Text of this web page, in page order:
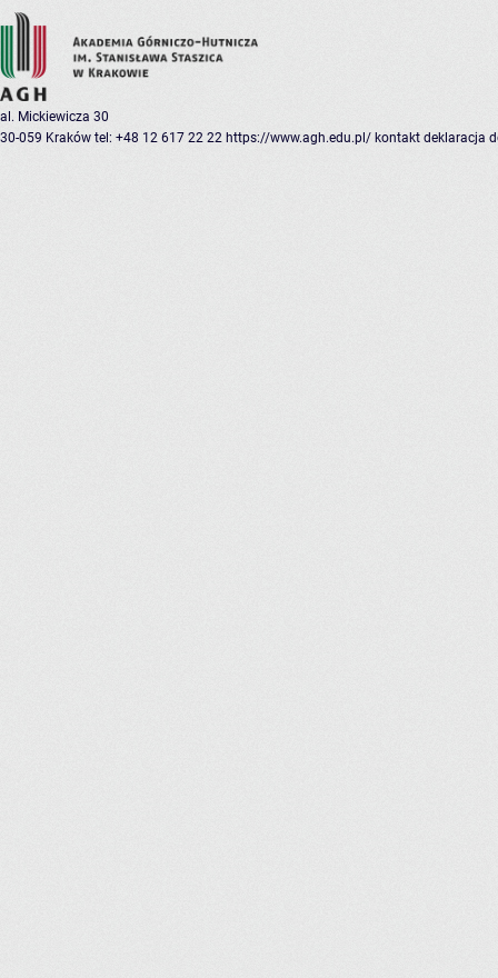
al. Mickiewicza 30
30-059 Kraków tel: +48 12 617 22 22 https://www.agh.edu.pl/ kontakt deklaracja